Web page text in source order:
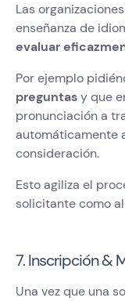
Las
enseñanza de
evaluar
Por ejemplo
preguntasy que
pronunciación a
automáticamente
consideración.
Esto agiliza el
solicitante como
7. Inscripción &
Una vez que una